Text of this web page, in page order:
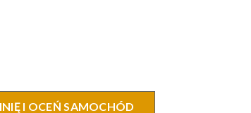
I OCEŃ SAMOCHÓD